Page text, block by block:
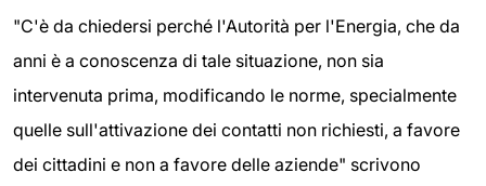
"C'è da chiedersi perché l'Autorità per l'Energia, che da
anni è a conoscenza di tale situazione, non sia
intervenuta prima, modificando le norme, specialmente
quelle sull'attivazione dei contatti non richiesti, a favore
dei cittadini e non a favore delle aziende" scrivono